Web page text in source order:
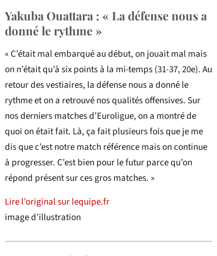
Yakuba Ouattara : « La défense nous a
donné le rythme »
« C’était mal embarqué au début, on jouait mal mais
on n’était qu’à six points à la mi-temps (31-37, 20e). Au
retour des vestiaires, la défense nous a donné le
rythme et on a retrouvé nos qualités offensives. Sur
nos derniers matches d’Euroligue, on a montré de
quoi on était fait. Là, ça fait plusieurs fois que je me
dis que c’est notre match référence mais on continue
à progresser. C’est bien pour le futur parce qu’on
répond présent sur ces gros matches. »
Lire l’original sur lequipe.fr
image d’illustration